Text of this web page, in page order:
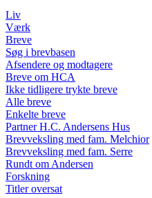
Liv
Værk
Breve
Søg i brevbasen
Afsendere og modtagere
Breve om HCA
Ikke tidligere trykte breve
Alle breve
Enkelte breve
Partner H.C. Andersens Hus
Brevveksling med fam. Melchior
Brevveksling med fam. Serre
Rundt om Andersen
Forskning
Titler oversat